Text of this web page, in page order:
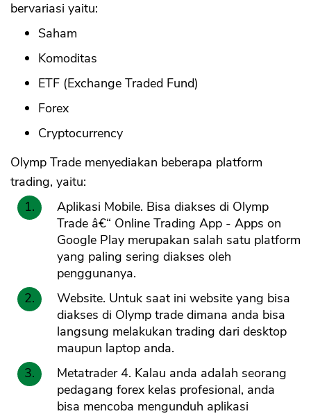
bervariasi yaitu:
Saham
Komoditas
ETF (Exchange Traded Fund)
Forex
Cryptocurrency
Olymp Trade menyediakan beberapa platform
trading, yaitu:
Aplikasi Mobile. Bisa diakses di Olymp
Trade â€“ Online Trading App - Apps on
Google Play merupakan salah satu platform
yang paling sering diakses oleh
penggunanya.
Website. Untuk saat ini website yang bisa
diakses di Olymp trade dimana anda bisa
langsung melakukan trading dari desktop
maupun laptop anda.
Metatrader 4. Kalau anda adalah seorang
pedagang forex kelas profesional, anda
bisa mencoba mengunduh aplikasi